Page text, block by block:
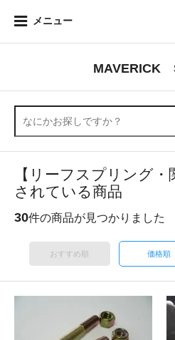
メニュー
MAVERICK
【リーフスプリング
されている商品
30件の商品が見つかりました
おすすめ順 価格順